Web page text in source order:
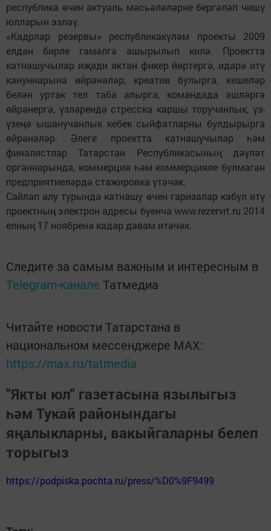
республика өчен актуаль мәсьәләләрне бергәләп чишү
юлларын эзләү.
«Кадрлар резервы» республикакүләм проекты 2009
елдан бирле гамәлгә ашырылып килә. Проектта
катнашучылар иҗади яктан фикер йөртергә, идарә итү
кануннарына өйрәнәләр, креатив булырга, кешеләр
белән уртак тел таба алырга, командада эшләргә
өйрәнергә, үзләрендә стресска каршы торучанлык, үз-
үзеңә ышанучанлык кебек сыйфатларны булдырырга
өйрәнәләр. Әлеге проектта катнашучылар һәм
финалистлар Татарстан Республикасының дәүләт
органнарында, коммерция һәм коммерцияле булмаган
предприятиеләрдә стажировка үтәчәк.
Сайлап алу турында катнашу өчен гаризалар кабул итү
проектның электрон адресы буенча www.rezervrt.ru 2014
елның 17 ноябренә кадәр дәвам итәчәк.
Следите за самым важным и интересным в
Telegram-канале Татмедиа
Читайте новости Татарстана в
национальном мессенджере MАХ:
https://max.ru/tatmedia
"Якты юл" газетасына язылыгыз
һәм Тукай районындагы
яңалыкларны, вакыйгаларны белеп
торыгыз
https://podpiska.pochta.ru/press/%D0%9F9499